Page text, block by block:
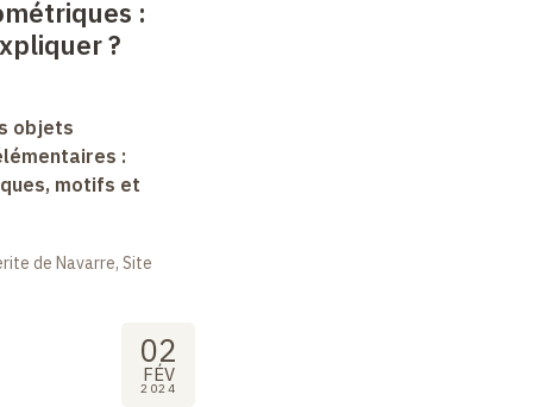
:
?
objets
:
motifs et
de Navarre, Site
02
FÉV
2024